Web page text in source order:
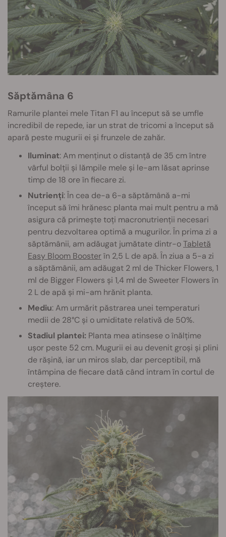
Săptămâna 6
Ramurile plantei mele Titan F1 au început să se umfle
incredibil de repede, iar un strat de tricomi a început să
apară peste mugurii ei și frunzele de zahăr.
Iluminat: Am menținut o distanță de 35 cm între
vârful bolții și lămpile mele și le-am lăsat aprinse
timp de 18 ore în fiecare zi.
Nutrienți: În cea de-a 6-a săptămână a-mi
început să îmi hrănesc planta mai mult pentru a mă
asigura că primește toți macronutrienții necesari
pentru dezvoltarea optimă a mugurilor. În prima zi a
săptămânii, am adăugat jumătate dintr-oTabletă
Easy Bloom Boosterîn 2,5 L de apă. În ziua a 5-a zi
a săptămânii, am adăugat 2 ml de Thicker Flowers, 1
ml de Bigger Flowers și 1,4 ml de Sweeter Flowers în
2 L de apă și mi-am hrănit planta.
Mediu: Am urmărit păstrarea unei temperaturi
medii de 28°C și o umiditate relativă de 50%.
Stadiul plantei: Planta mea atinsese o înălțime
ușor peste 52 cm. Mugurii ei au devenit groși și plini
de rășină, iar un miros slab, dar perceptibil, mă
întâmpina de fiecare dată când intram în cortul de
creștere.